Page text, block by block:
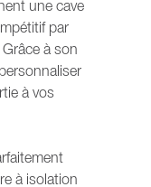
une cave
par
à son
à vos
à isolation